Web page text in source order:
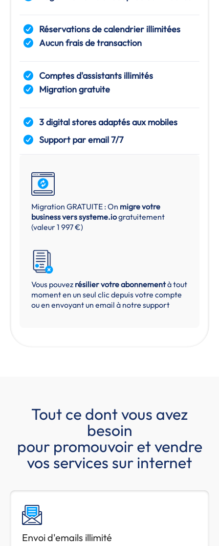
Réservations de calendrier illimitées
Aucun frais de transaction
Comptes d'assistants illimités
Migration gratuite
3 digital stores adaptés aux mobiles
Support par email 7/7
Migration GRATUITE : On migre votre
business verssysteme.iogratuitement
(valeur 1 997 €)
Vous pouvez résilier votre abonnementà tout
moment en un seul clic depuis votre compte
ou en envoyant un email à notre support
Tout ce dont vous avez
besoin
pour promouvoir et vendre
vos services sur internet
Envoi d'emails illimité